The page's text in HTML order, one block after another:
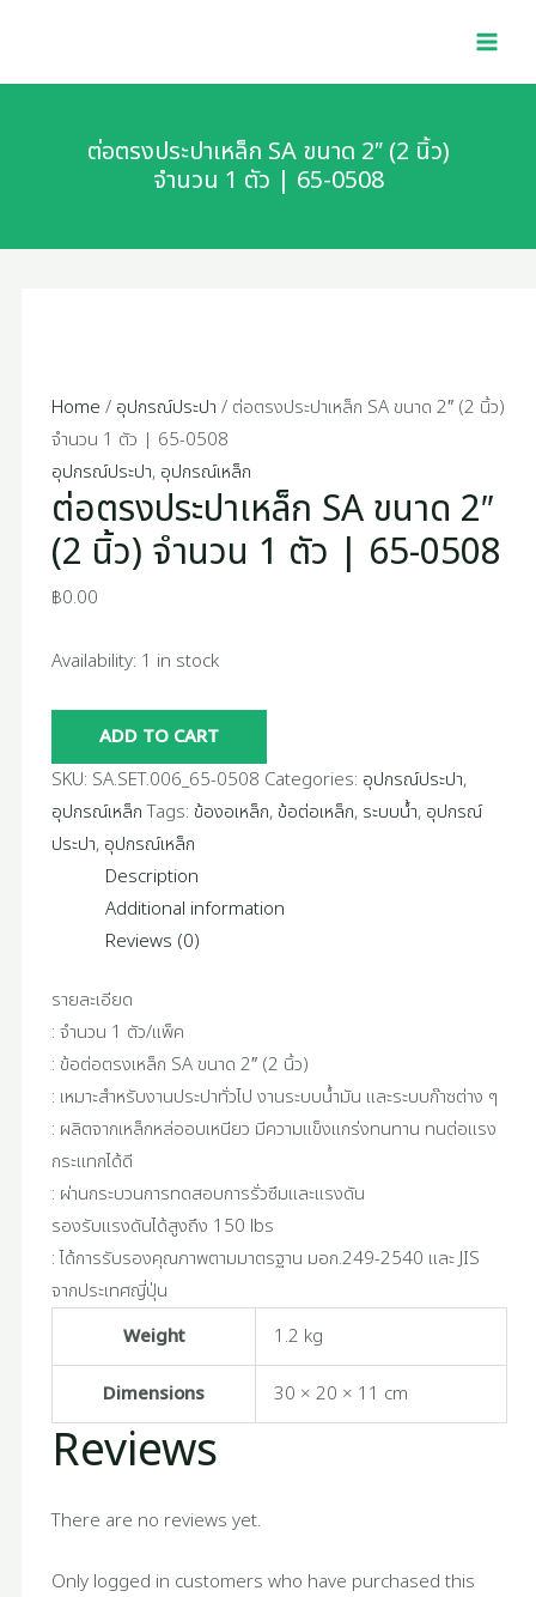
content
ต่อตรงประปาเหล็ก SA ขนาด 2″ (2 นิ้ว)
จำนวน 1 ตัว | 65-0508
Home / อุปกรณ์ประปา / ต่อตรงประปาเหล็ก SA ขนาด 2″ (2 นิ้ว)
จำนวน 1 ตัว | 65-0508
อุปกรณ์ประปา, อุปกรณ์เหล็ก
ต่อตรงประปาเหล็ก SA ขนาด 2″
(2 นิ้ว) จำนวน 1 ตัว | 65-0508
฿0.00
Availability: 1 in stock
ประปา
|
65-
0508
quantity
ADD TO CART
SKU: SA.SET.006_65-0508 Categories: อุปกรณ์ประปา,
อุปกรณ์เหล็ก Tags:ข้องอเหล็ก,ข้อต่อเหล็ก, ระบบน้ำ, อุปกรณ์
ประปา, อุปกรณ์เหล็ก
Description
Additional information
Reviews (0)
รายละเอียด
: จำนวน 1 ตัว/แพ็ค
: ข้อต่อตรงเหล็ก SA ขนาด 2″ (2 นิ้ว)
: เหมาะสำหรับงานประปาทั่วไป งานระบบน้ำมัน และระบบก๊าซต่าง ๆ
: ผลิตจากเหล็กหล่ออบเหนียว มีความแข็งแกร่งทนทาน ทนต่อแรง
กระแทกได้ดี
: ผ่านกระบวนการทดสอบการรั่วซึมและแรงดัน
รองรับแรงดันได้สูงถึง 150 lbs
: ได้การรับรองคุณภาพตามมาตรฐาน มอก.249-2540 และ JIS
จากประเทศญี่ปุ่น
Weight
1.2 kg
Dimensions 30 × 20 × 11 cm
Reviews
There are no reviews yet.
Only logged in customers who have purchased this